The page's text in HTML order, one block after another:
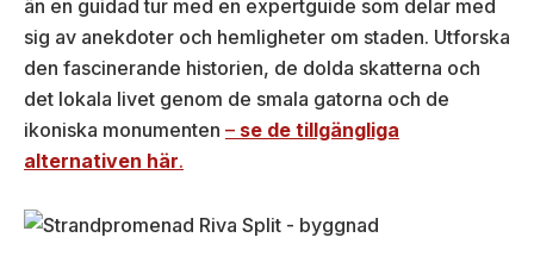
än en guidad tur med en expertguide som delar med
sig av anekdoter och hemligheter om staden. Utforska
den fascinerande historien, de dolda skatterna och
det lokala livet genom de smala gatorna och de
ikoniska monumenten – se de tillgängliga
alternativen här.